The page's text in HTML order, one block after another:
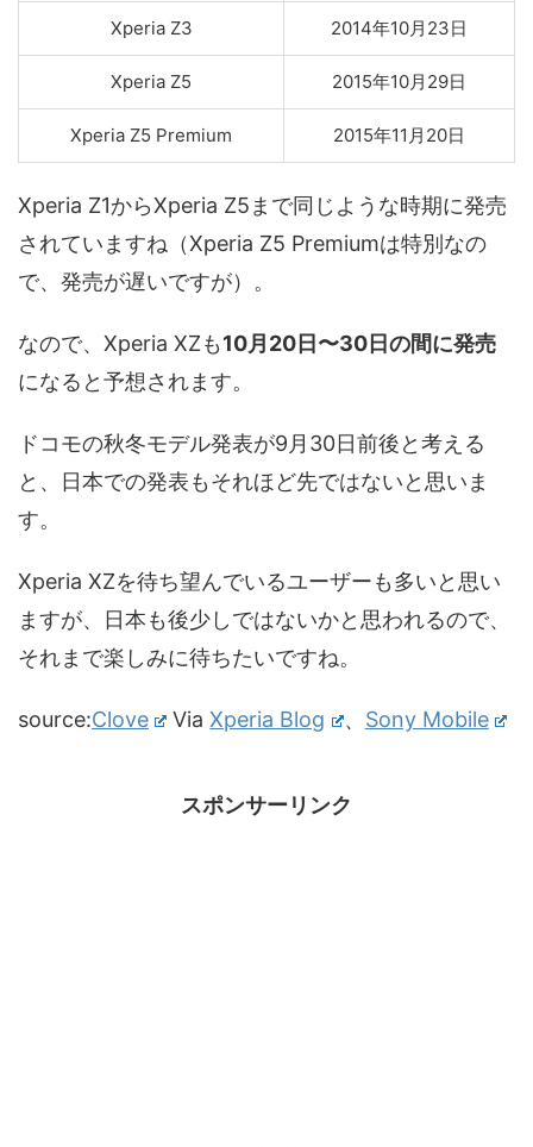
Xperia Z3 2014年10月23日
Xperia Z5 2015年10月29日
Xperia Z5 Premium 2015年11月20日
Xperia Z1からXperia Z5まで同じような時期に発売
されていますね（Xperia Z5 Premiumは特別なの
で、発売が遅いですが）。
なので、Xperia XZも10月20日〜30日の間に発売
になると予想されます。
ドコモの秋冬モデル発表が9月30日前後と考える
と、日本での発表もそれほど先ではないと思いま
す。
Xperia XZを待ち望んでいるユーザーも多いと思い
ますが、日本も後少しではないかと思われるので、
それまで楽しみに待ちたいですね。
source:Clove ViaXperia Blog 、 Sony Mobile
スポンサーリンク